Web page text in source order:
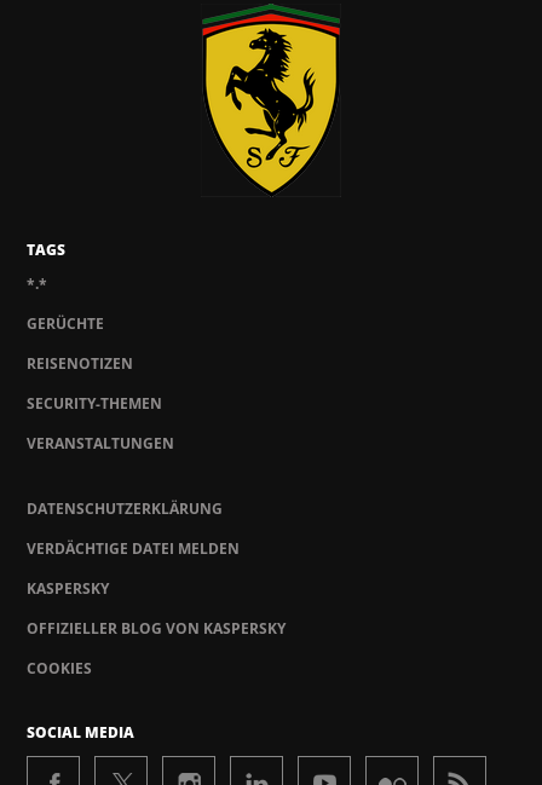
TAGS
*.*
GERÜCHTE
REISENOTIZEN
SECURITY-THEMEN
VERANSTALTUNGEN
DATENSCHUTZERKLÄRUNG
VERDÄCHTIGE DATEI MELDEN
KASPERSKY
OFFIZIELLER BLOG VON KASPERSKY
COOKIES
SOCIAL MEDIA